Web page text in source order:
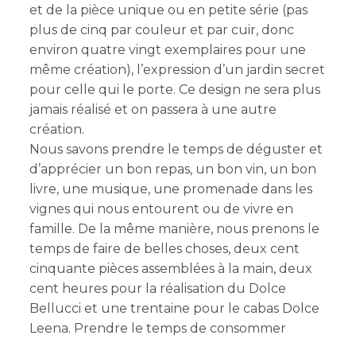
et de la pièce unique ou en petite série (pas
plus de cinq par couleur et par cuir, donc
environ quatre vingt exemplaires pour une
même création), l’expression d’un jardin secret
pour celle qui le porte. Ce design ne sera plus
jamais réalisé et on passera à une autre
création.
Nous savons prendre le temps de déguster et
d’apprécier un bon repas, un bon vin, un bon
livre, une musique, une promenade dans les
vignes qui nous entourent ou de vivre en
famille. De la même manière, nous prenons le
temps de faire de belles choses, deux cent
cinquante pièces assemblées à la main, deux
cent heures pour la réalisation du Dolce
Bellucci et une trentaine pour le cabas Dolce
Leena. Prendre le temps de consommer